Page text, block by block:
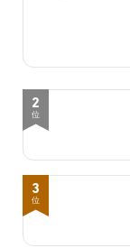
2
位
3
位